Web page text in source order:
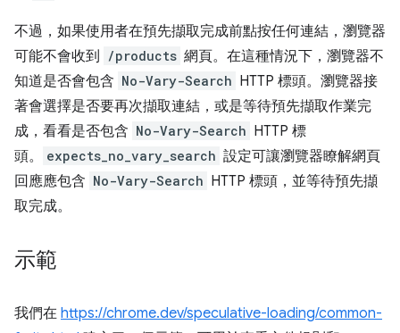
不過，如果使用者在預先擷取完成前點按任何連結，瀏覽器
可能不會收到
/products 網頁。在這種情況下，瀏覽器不
知道是否會包含 No-Vary-Search HTTP 標頭。瀏覽器接
著會選擇是否要再次擷取連結，或是等待預先擷取作業完
成，看看是否包含 No-Vary-Search HTTP 標
頭。
expects_no_vary_search 設定可讓瀏覽器瞭解網頁
回應應包含 No-Vary-Search HTTP 標頭，並等待預先擷
取完成。
示範
我們在 https://chrome.dev/speculative-loading/common-